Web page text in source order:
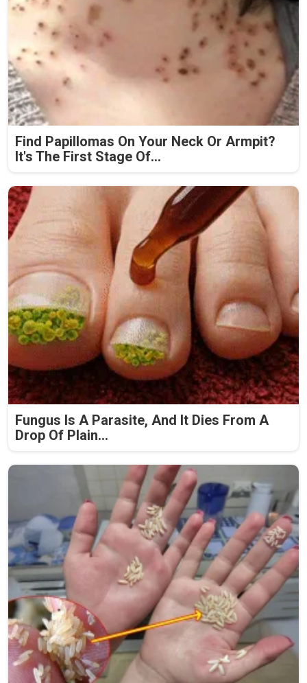
Find Papillomas On Your Neck Or Armpit?
It's The First Stage Of...
Fungus Is A Parasite, And It Dies From A
Drop Of Plain...